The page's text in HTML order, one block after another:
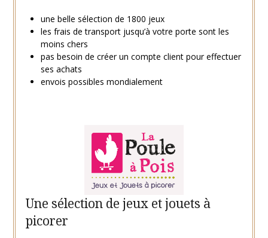
une belle sélection de 1800 jeux
les frais de transport jusqu’à votre porte sont les
moins chers
pas besoin de créer un compte client pour effectuer
ses achats
envois possibles mondialement
Une sélection de jeux et jouets à
picorer